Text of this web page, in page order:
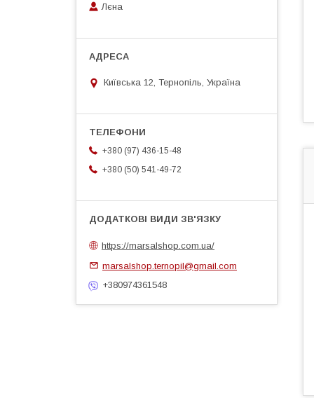
Лєна
Київська 12, Тернопіль, Україна
+380 (97) 436-15-48
+380 (50) 541-49-72
https://marsalshop.com.ua/
marsalshop.ternopil@gmail.com
+380974361548